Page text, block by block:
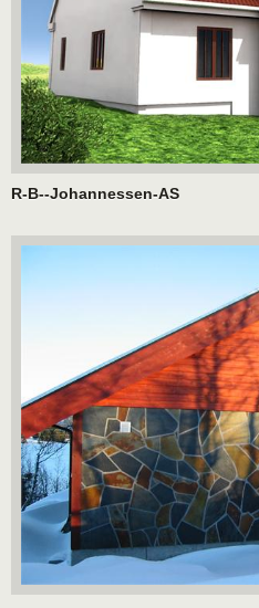
R-B--Johannessen-AS